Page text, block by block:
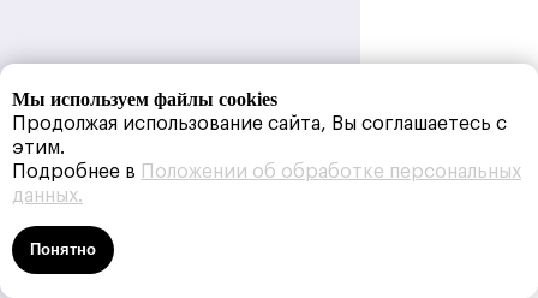
Мы используем файлы cookies
Продолжая использование сайта, Вы соглашаетесь с
этим.
Подробнее в
Положении об обработке персональных
данных.
Понятно